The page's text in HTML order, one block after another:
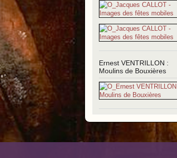
Ernest VENTRILLON :
Moulins de Bouxières